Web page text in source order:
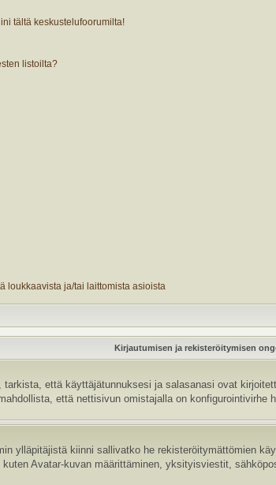
tältä keskustelufoorumilta!
listoilta?
loukkaavista ja/tai laittomista asioista
Kirjautumisen ja rekisteröitymisen
että käyttäjätunnuksesi ja salasanasi ovat
että nettisivun omistajalla on konfigurointivirhe
ylläpitäjistä kiinni sallivatko he rekisteröitymättömien
Avatar-kuvan määrittäminen, yksityisviestit,